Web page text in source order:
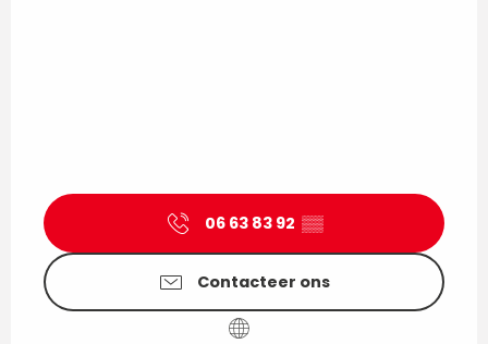
06 63 83 92 ▒▒
Contacteer ons